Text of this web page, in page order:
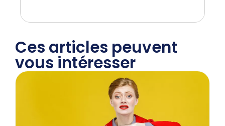
Ces articles peuvent
vous intéresser​